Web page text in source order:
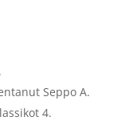
Seppo A.
4.